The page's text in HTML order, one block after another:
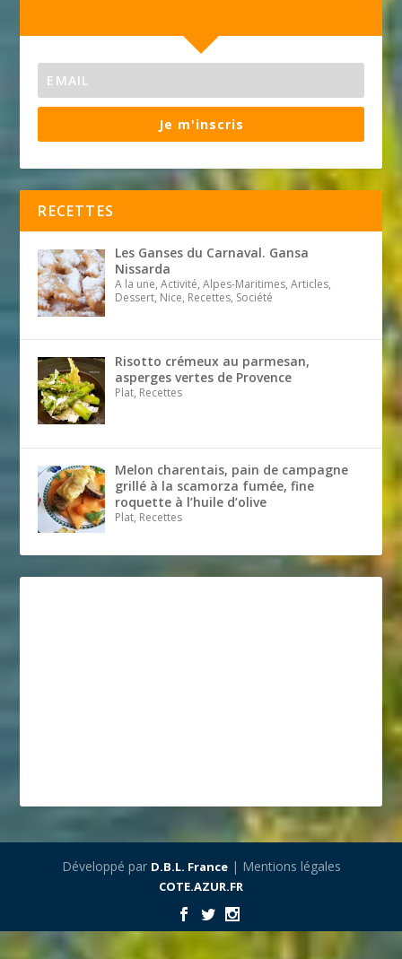
Je m'inscris
RECETTES
Les Ganses du Carnaval. Gansa
Nissarda
A la une, Activité, Alpes-Maritimes, Articles,
Dessert, Nice, Recettes, Société
Risotto crémeux au parmesan,
asperges vertes de Provence
Plat, Recettes
Melon charentais, pain de campagne
grillé à la scamorza fumée, fine
roquette à l’huile d’olive
Plat, Recettes
Développé par D.B.L. France| Mentions légales
COTE.AZUR.FR